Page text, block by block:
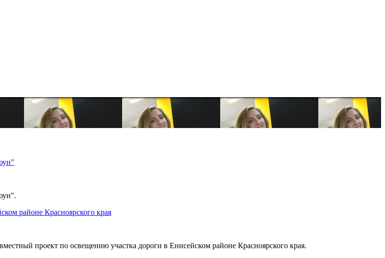
районе Красноярского края
проект по освещению участка дороги в Енисейском районе Красноярского края.